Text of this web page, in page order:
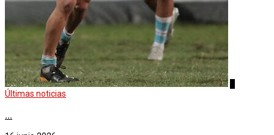
Últimas noticias
...